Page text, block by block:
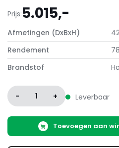
Prijs:5.015,-
Afmetingen (DxBxH)
Rendement
Brandstof
- 1 + Leverbaar
Toevoegen aan